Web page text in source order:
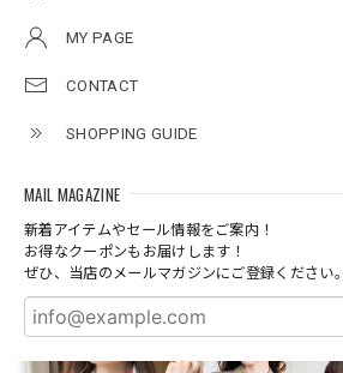
MY PAGE
CONTACT
SHOPPING GUIDE
MAIL MAGAZINE
新着アイテムやセール情報をご案内！
お得なクーポンもお届けします！
ぜひ、当店のメールマガジンにご登録ください。